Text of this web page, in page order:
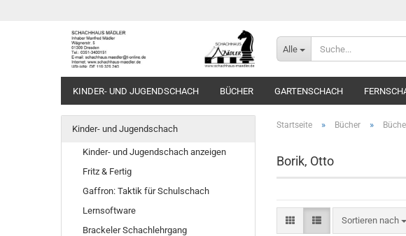
Alle
KINDER- UND JUGENDSCHACH BÜCHER GARTENSCHACH
Startseite » Bücher »
Borik, Otto
Sortieren nach
Sortieren nach
Kinder- und Jugendschach
Kinder- und Jugendschach anzeigen
Fritz & Fertig
Gaffron: Taktik für Schulschach
Lernsoftware
Brackeler Schachlehrgang